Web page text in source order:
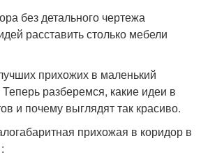
без детального чертежа
расставить столько мебели
прихожих в маленький
разберемся, какие идеи в
и почему выглядят так красиво.
прихожая в коридор в